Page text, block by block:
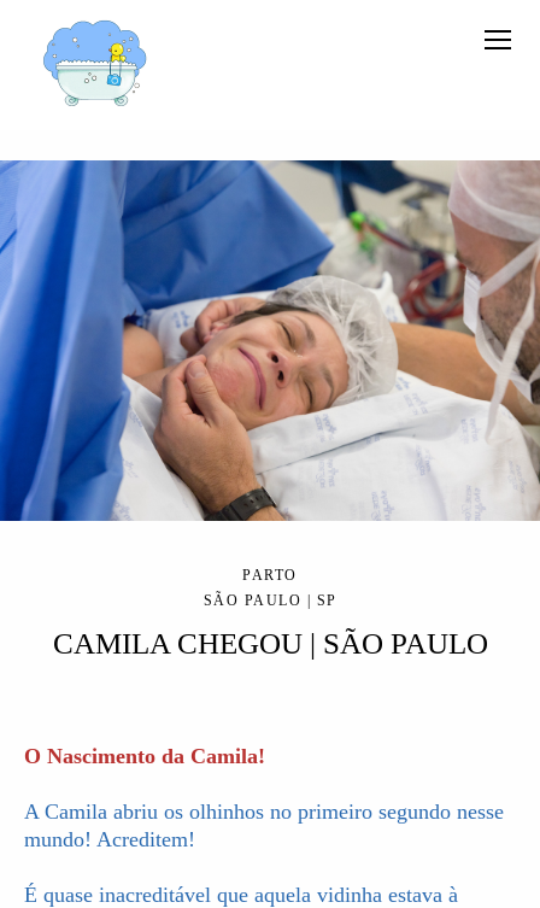
PARTO
SÃO PAULO | SP
CAMILA CHEGOU | SÃO PAULO
O Nascimento da Camila!
A Camila abriu os olhinhos no primeiro segundo nesse
mundo! Acreditem!
É quase inacreditável que aquela vidinha estava à